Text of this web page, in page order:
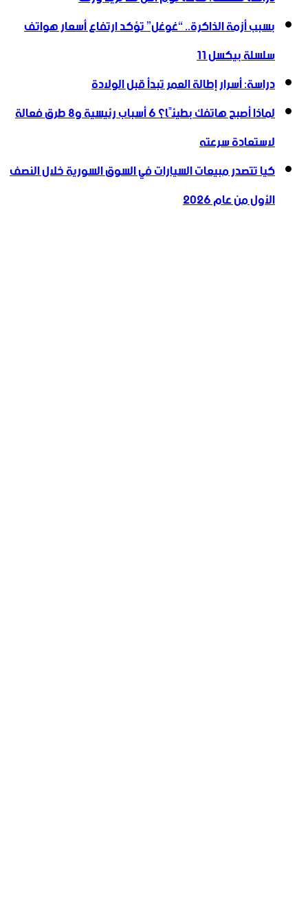
بسبب أزمة الذاكرة.. “غوغل” تؤكد ارتفاع أسعار هواتف
سلسلة بيكسل 11
دراسة: أسرار إطالة العمر تبدأ قبل الولادة
لماذا أصبح هاتفك بطيئًا؟ 6 أسباب رئيسية و8 طرق فعالة
لاستعادة سرعته
كيا تتصدر مبيعات السيارات في السوق السورية خلال النصف
الأول من عام 2026